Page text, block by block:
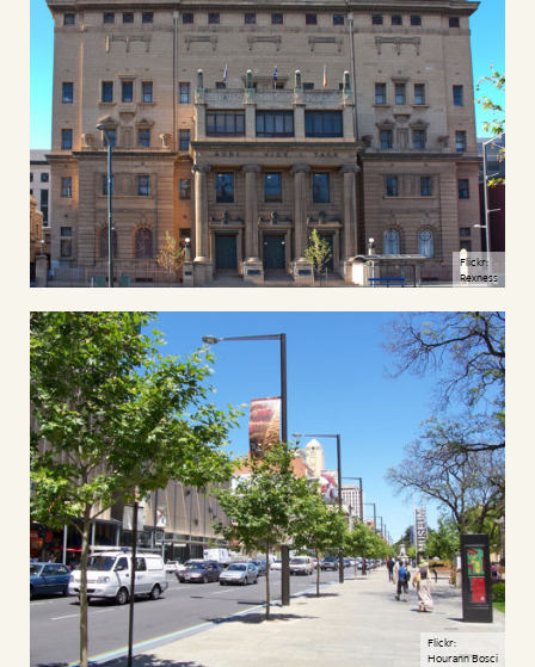
Flickr:
Rexness
Flickr:
Hourann Bosci